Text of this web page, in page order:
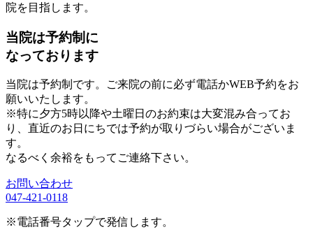
院を目指します。
当院は予約制に
なっております
当院は予約制です。ご来院の前に必ず電話かWEB予約をお
願いいたします。
※特に夕方5時以降や土曜日のお約束は大変混み合ってお
り、直近のお日にちでは予約が取りづらい場合がございま
す。
なるべく余裕をもってご連絡下さい。
お問い合わせ
047-421-0118
※電話番号タップで発信します。